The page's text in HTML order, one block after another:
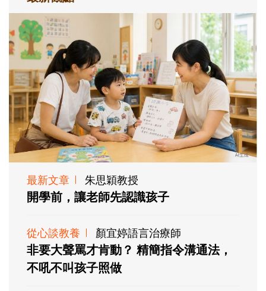
最新文章 朱思穎教授
開學前，讓老師先認識孩子
從心談教養 顏宜婷語言治療師
非要大聲罵才肯動？ 精簡指令溝通法，
不吼不叫孩子照做